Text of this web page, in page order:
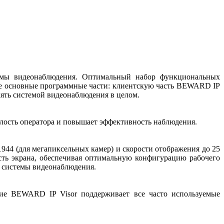
видеонаблюдения. Оптимальный набор функциональных
программные части: клиентскую часть BEWARD IP
системой видеонаблюдения в целом.
оператора и повышает эффективность наблюдения.
(для мегапиксельных камер) и скорости отображения до 25
экрана, обеспечивая оптимальную конфигурацию рабочего
системы видеонаблюдения.
BEWARD IP Visor поддерживает все часто используемые